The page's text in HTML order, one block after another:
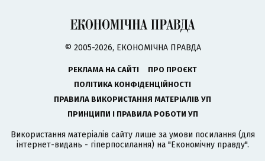
© 2005-2026, ЕКОНОМІЧНА ПРАВДА
РЕКЛАМА НА САЙТІ
ПРО ПРОЄКТ
ПОЛІТИКА КОНФІДЕНЦІЙНОСТІ
ПРАВИЛА ВИКОРИСТАННЯ МАТЕРІАЛІВ УП
ПРИНЦИПИ І ПРАВИЛА РОБОТИ УП
Використання матеріалів сайту лише за умови посилання (для
інтернет-видань - гіперпосилання) на "Економічну правду".